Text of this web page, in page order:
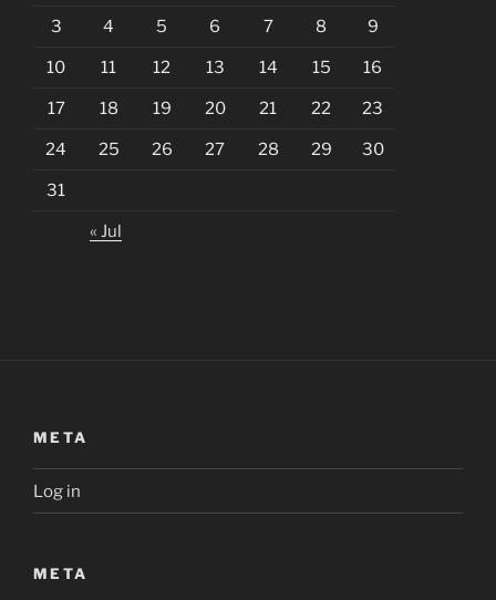
3 4 5 6 7 8 9
10 11 12 13 14 15 16
17 18 19 20 21 22 23
24 25 26 27 28 29 30
31
« Jul
META
Log in
META